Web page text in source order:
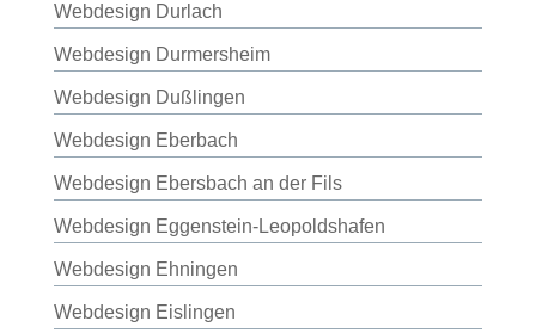
Webdesign Durlach
Webdesign Durmersheim
Webdesign Dußlingen
Webdesign Eberbach
Webdesign Ebersbach an der Fils
Webdesign Eggenstein-Leopoldshafen
Webdesign Ehningen
Webdesign Eislingen